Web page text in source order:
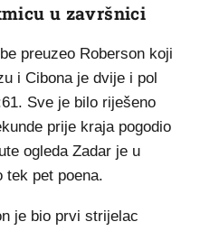
u završnici
preuzeo Roberson koji
i Cibona je dvije i pol
Sve je bilo riješeno
prije kraja pogodio
ogleda Zadar je u
tek pet poena.
je bio prvi strijelac